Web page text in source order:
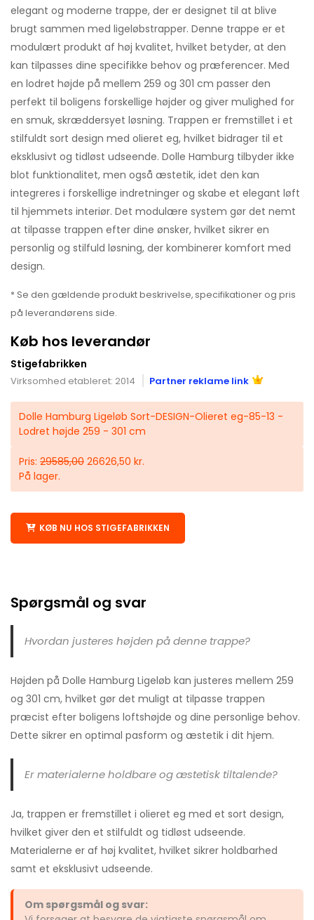
elegant og moderne trappe, der er designet til at blive
brugt sammen med ligeløbstrapper. Denne trappe er et
modulært produkt af høj kvalitet, hvilket betyder, at den
kan tilpasses dine specifikke behov og præferencer. Med
en lodret højde på mellem 259 og 301 cm passer den
perfekt til boligens forskellige højder og giver mulighed for
en smuk, skræddersyet løsning. Trappen er fremstillet i et
stilfuldt sort design med olieret eg, hvilket bidrager til et
eksklusivt og tidløst udseende. Dolle Hamburg tilbyder ikke
blot funktionalitet, men også æstetik, idet den kan
integreres i forskellige indretninger og skabe et elegant løft
til hjemmets interiør. Det modulære system gør det nemt
at tilpasse trappen efter dine ønsker, hvilket sikrer en
personlig og stilfuld løsning, der kombinerer komfort med
design.
* Se den gældende produkt beskrivelse, specifikationer og pris
på leverandørens side.
Køb hos leverandør
Stigefabrikken
Virksomhed etableret: 2014 Partner reklame link
Dolle Hamburg Ligeløb Sort-DESIGN-Olieret eg-85-13 -
Lodret højde 259 - 301 cm
Pris: 29585,00 26626,50 kr.
På lager.
KØB NU HOS STIGEFABRIKKEN
Spørgsmål og svar
Hvordan justeres højden på denne trappe?
Højden på Dolle Hamburg Ligeløb kan justeres mellem 259
og 301 cm, hvilket gør det muligt at tilpasse trappen
præcist efter boligens loftshøjde og dine personlige behov.
Dette sikrer en optimal pasform og æstetik i dit hjem.
Er materialerne holdbare og æstetisk tiltalende?
Ja, trappen er fremstillet i olieret eg med et sort design,
hvilket giver den et stilfuldt og tidløst udseende.
Materialerne er af høj kvalitet, hvilket sikrer holdbarhed
samt et eksklusivt udseende.
Om spørgsmål og svar: